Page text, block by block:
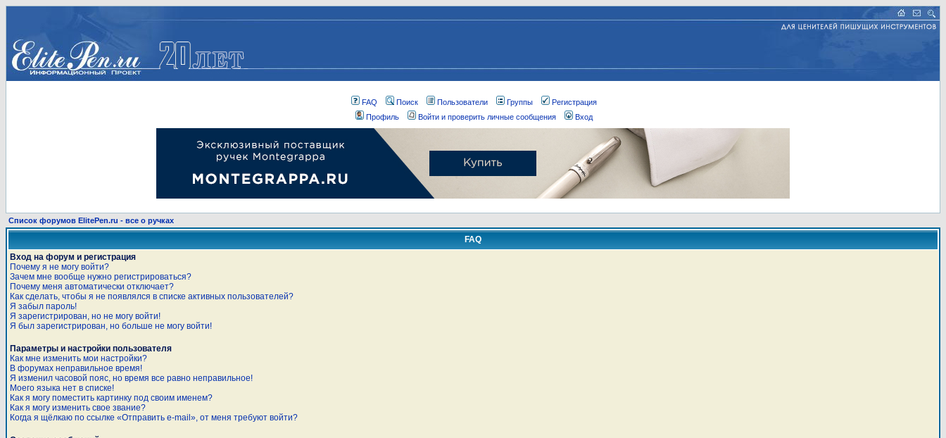
FAQ Поиск Пользователи Группы
Регистрация
Профиль
Войти и проверить личные сообщения Вход
Список форумов ElitePen.ru - все о ручках
FAQ
Вход на форум и регистрация
Почему я не могу войти?
Зачем мне вообще нужно регистрироваться?
Почему меня автоматически отключает?
Как сделать, чтобы я не появлялся в списке активных пользователей?
Я забыл пароль!
Я зарегистрирован, но не могу войти!
Я был зарегистрирован, но больше не могу войти!
Параметры и настройки пользователя
Как мне изменить мои настройки?
В форумах неправильное время!
Я изменил часовой пояс, но время все равно неправильное!
Моего языка нет в списке!
Как я могу поместить картинку под своим именем?
Как я могу изменить свое звание?
Когда я щёлкаю по ссылке «Отправить e-mail», от меня требуют войти?